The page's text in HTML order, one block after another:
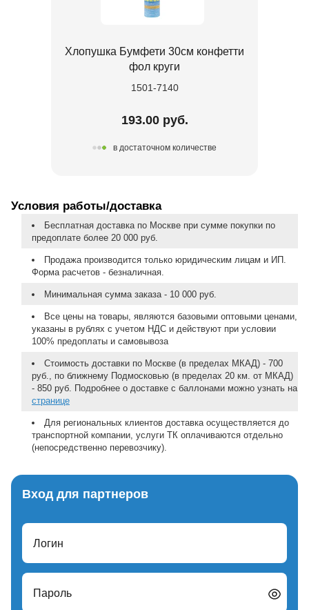
Хлопушка Бумфети 30см конфетти
фол круги
1501-7140
193.00 руб.
в достаточном количестве
Условия работы/доставка
Бесплатная доставка по Москве при сумме покупки по
предоплате более 20 000 руб.
Продажа производится только юридическим лицам и ИП.
Форма расчетов - безналичная.
Минимальная сумма заказа - 10 000 руб.
Все цены на товары, являются базовыми оптовыми ценами,
указаны в рублях с учетом НДС и действуют при условии
100% предоплаты и самовывоза
Стоимость доставки по Москве (в пределах МКАД) - 700
руб., по ближнему Подмосковью (в пределах 20 км. от МКАД)
- 850 руб. Подробнее о доставке с баллонами можно узнать на
странице
Для региональных клиентов доставка осуществляется до
транспортной компании, услуги ТК оплачиваются отдельно
(непосредственно перевозчику).
Вход для партнеров
Логин
Пароль